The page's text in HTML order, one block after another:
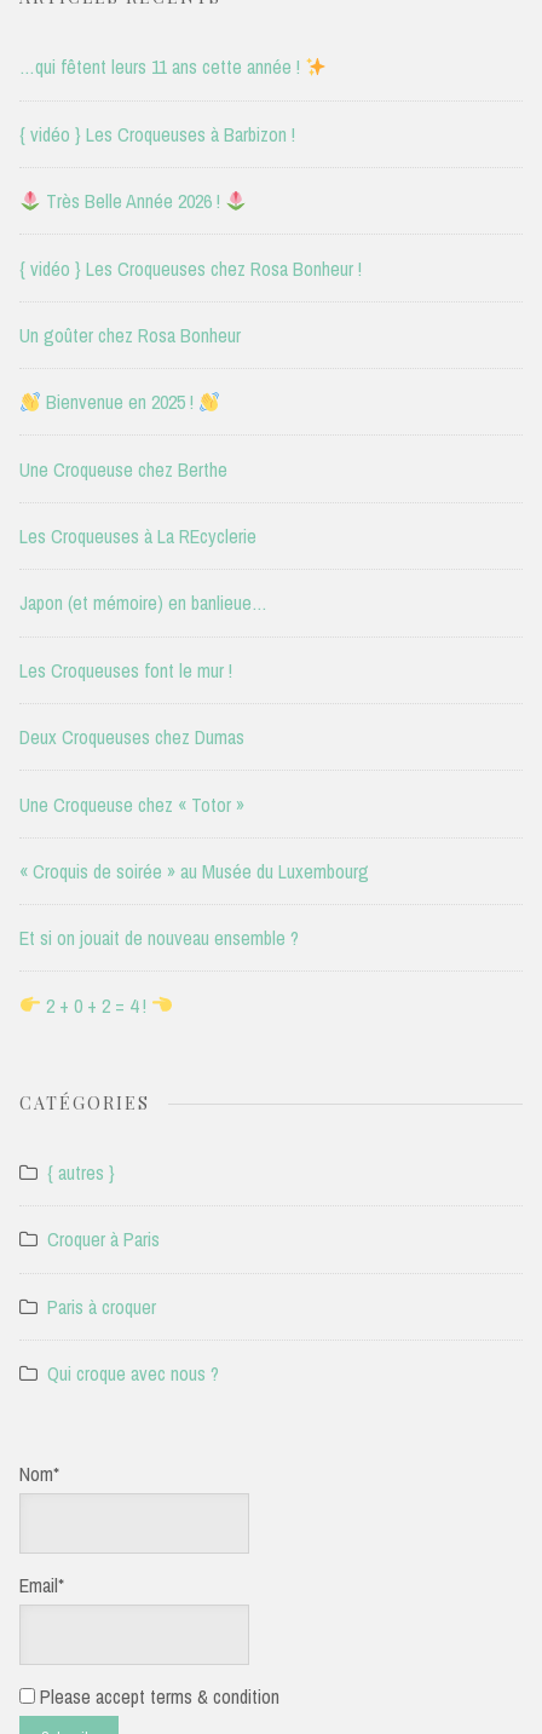
…qui fêtent leurs 11 ans cette année !
{ vidéo } Les Croqueuses à Barbizon !
Très Belle Année 2026 !
{ vidéo } Les Croqueuses chez Rosa Bonheur !
Un goûter chez Rosa Bonheur
Bienvenue en 2025 !
Une Croqueuse chez Berthe
Les Croqueuses à La REcyclerie
Japon (et mémoire) en banlieue…
Les Croqueuses font le mur !
Deux Croqueuses chez Dumas
Une Croqueuse chez « Totor »
« Croquis de soirée » au Musée du Luxembourg
Et si on jouait de nouveau ensemble ?
2 + 0 + 2 = 4 !
CATÉGORIES
{ autres }
Croquer à Paris
Paris à croquer
Qui croque avec nous ?
Nom*
Email*
Please accept terms & condition